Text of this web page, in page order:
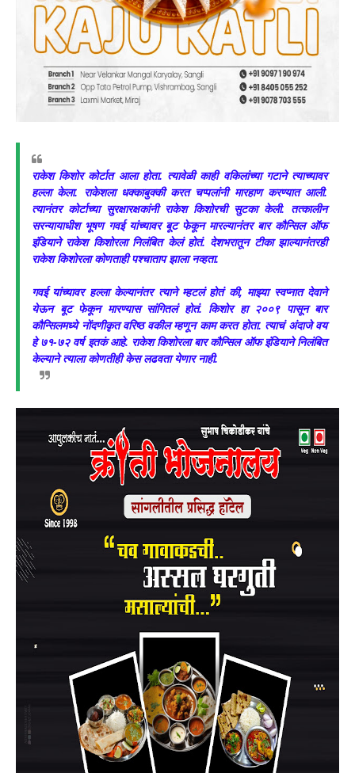
राकेश किशोर कोर्टात आला होता. त्यावेळी काही वकिलांच्या गटाने त्याच्यावर
हल्ला केला. राकेशला धक्काबुक्की करत चप्पलांनी मारहाण करण्यात आली.
त्यानंतर कोर्टाच्या सुरक्षारक्षकांनी राकेश किशोरची सुटका केली. तत्कालीन
सरन्यायाधीश भूषण गवई यांच्यावर बूट फेकून मारल्यानंतर बार कौन्सिल ऑफ
इंडियाने राकेश किशोरला निलंबित केलं होतं. देशभरातून टीका झाल्यानंतरही
राकेश किशोरला कोणताही पश्चाताप झाला नव्हता.
गवई यांच्यावर हल्ला केल्यानंतर त्याने म्हटलं होतं की, माझ्या स्वप्नात देवाने
येऊन बूट फेकून मारण्यास सांगितलं होतं. किशोर हा २००९ पासून बार
कौन्सिलमध्ये नोंदणीकृत वरिष्ठ वकील म्हणून काम करत होता. त्याचं अंदाजे वय
हे ७१-७२ वर्ष इतकं आहे. राकेश किशोरला बार कौन्सिल ऑफ इंडियाने निलंबित
केल्याने त्याला कोणतीही केस लढवता येणार नाही.